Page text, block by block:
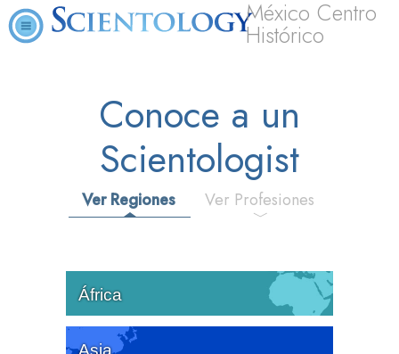
México Centro
Histórico
Conoce a un
Scientologist
Ver Regiones Ver Profesiones
África
Asia